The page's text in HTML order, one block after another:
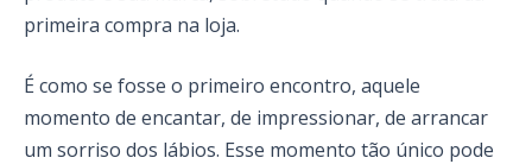
primeira compra na loja.
É como se fosse o primeiro encontro, aquele
momento de encantar, de impressionar, de arrancar
um sorriso dos lábios. Esse momento tão único pode